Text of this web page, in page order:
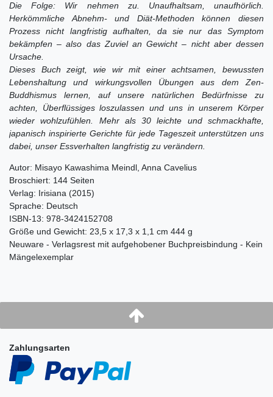
Die Folge: Wir nehmen zu. Unaufhaltsam, unaufhörlich.
Herkömmliche Abnehm- und Diät-Methoden können diesen
Prozess nicht langfristig aufhalten, da sie nur das Symptom
bekämpfen – also das Zuviel an Gewicht – nicht aber dessen
Ursache.
Dieses Buch zeigt, wie wir mit einer achtsamen, bewussten
Lebenshaltung und wirkungsvollen Übungen aus dem Zen-
Buddhismus lernen, auf unsere natürlichen Bedürfnisse zu
achten, Überflüssiges loszulassen und uns in unserem Körper
wieder wohlzufühlen. Mehr als 30 leichte und schmackhafte,
japanisch inspirierte Gerichte für jede Tageszeit unterstützen uns
dabei, unser Essverhalten langfristig zu verändern.
Autor: Misayo Kawashima Meindl, Anna Cavelius
Broschiert: 144 Seiten
Verlag: Irisiana (2015)
Sprache: Deutsch
ISBN-13: 978-3424152708
Größe und Gewicht: 23,5 x 17,3 x 1,1 cm 444 g
Neuware - Verlagsrest mit aufgehobener Buchpreisbindung - Kein
Mängelexemplar
Zahlungsarten